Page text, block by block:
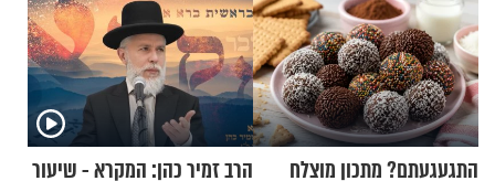
התגעגעתם? מתכון מוצלח
הרב זמיר כהן: המקרא - שיעור